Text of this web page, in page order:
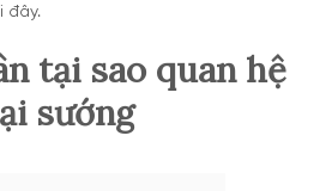
đây.
tại sao quan hệ
sướng